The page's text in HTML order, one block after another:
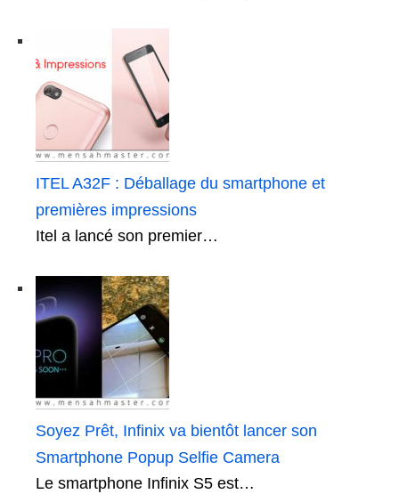
ITEL A32F : Déballage du smartphone et
premières impressions
Itel a lancé son premier…
Soyez Prêt, Infinix va bientôt lancer son
Smartphone Popup Selfie Camera
Le smartphone Infinix S5 est…